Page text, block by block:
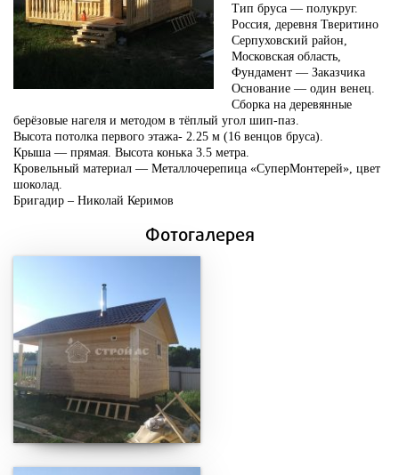
Тип бруса — полукруг.
Россия, деревня Тверитино
Серпуховский район,
Московская область,
Фундамент — Заказчика
Основание — один венец.
Сборка на деревянные
берёзовые нагеля и методом в тёплый угол шип-паз.
Высота потолка первого этажа- 2.25 м (16 венцов бруса).
Крыша — прямая. Высота конька 3.5 метра.
Кровельный материал — Металлочерепица «СуперМонтерей», цвет
шоколад.
Бригадир – Николай Керимов
Фотогалерея